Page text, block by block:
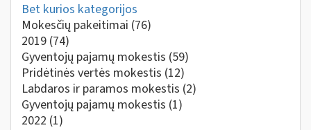
Bet kurios kategorijos
Mokesčių pakeitimai (76)
2019 (74)
Gyventojų pajamų mokestis (59)
Pridėtinės vertės mokestis (12)
Labdaros ir paramos mokestis (2)
Gyventojų pajamų mokestis (1)
2022 (1)